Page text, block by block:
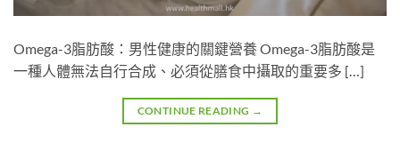
Omega-3脂肪酸：男性健康的關鍵營養 Omega-3脂肪酸是
一種人體無法自行合成、必須從膳食中攝取的重要多 […]
CONTINUE READING →